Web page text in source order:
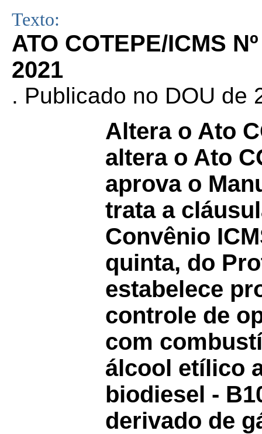
Texto:
ATO COTEPE/ICMS
2021
. Publicado no DOU de
Altera o Ato
altera o Ato
aprova o
trata a
Convênio
quinta, do
estabelece
controle de
com
álcool etílico
biodiesel -
derivado de